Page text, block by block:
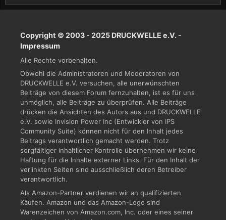
Copyright © 2003 - 2025 DRUCKWELLE e.V. -
Impressum
Alle Rechte vorbehalten.
Obwohl die Administratoren und Moderatoren von
DRUCKWELLE e.V. versuchen, alle unerwünschten
Beiträge von diesem Forum fernzuhalten, ist es für uns
unmöglich, alle Beiträge zu überprüfen. Alle Beiträge
drücken die Ansichten des Autors aus und DRUCKWELLE
e.V. sowie Invision Power Inc (Entwickler von IPS
Community Suite) können nicht für den Inhalt jedes
Beitrags verantwortlich gemacht werden. Trotz
sorgfältiger inhaltlicher Kontrolle übernehmen wir keine
Haftung für die Inhalte externer Links. Für den Inhalt der
verlinkten Seiten sind ausschließlich deren Betreiber
verantwortlich.
Als Amazon-Partner verdienen wir an qualifizierten
Käufen. Amazon und das Amazon-Logo sind
Warenzeichen von Amazon.com, Inc. oder eines seiner